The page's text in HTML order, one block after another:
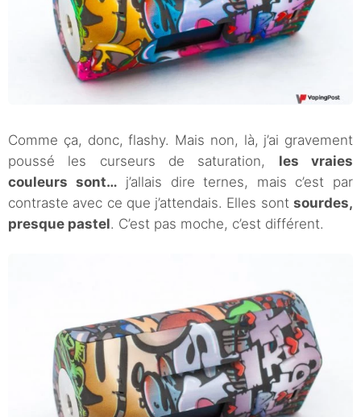
Comme ça, donc, flashy. Mais non, là, j’ai gravement
poussé les curseurs de saturation, les vraies
couleurs sont… j’allais dire ternes, mais c’est par
contraste avec ce que j’attendais. Elles sont sourdes,
presque pastel. C’est pas moche, c’est différent.